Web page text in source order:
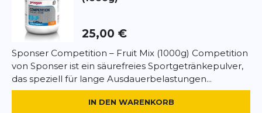
Allergenhinweise:
Keine kennzeichnungspflichtigen Allergene
enthalten. Glutenfrei, laktosefrei, vegan.
25,00 €
Sponser Competition – Fruit Mix (1000g) Competition
von Sponser ist ein säurefreies Sportgetränkepulver,
das speziell für lange Ausdauerbelastungen...
IN DEN WARENKORB